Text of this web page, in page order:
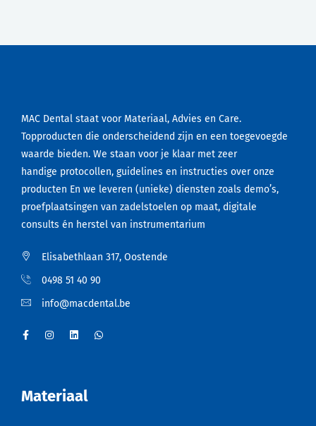
MAC Dental staat voor Materiaal, Advies en Care.
Topproducten die onderscheidend zijn en een toegevoegde
waarde bieden. We staan voor je klaar met zeer
handige protocollen, guidelines en instructies over onze
producten En we leveren (unieke) diensten zoals demo’s,
proefplaatsingen van zadelstoelen op maat, digitale
consults én herstel van instrumentarium
Elisabethlaan 317, Oostende
0498 51 40 90
info@macdental.be
Materiaal